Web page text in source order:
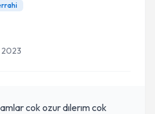
2023
cok ozur dılerım cok